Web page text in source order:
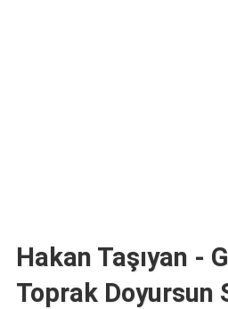
Hakan Taşıyan -
Toprak Doyursun